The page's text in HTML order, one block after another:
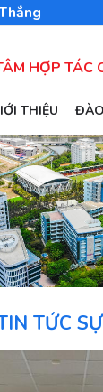
HỢP TÁC
THIỆU
TỨC